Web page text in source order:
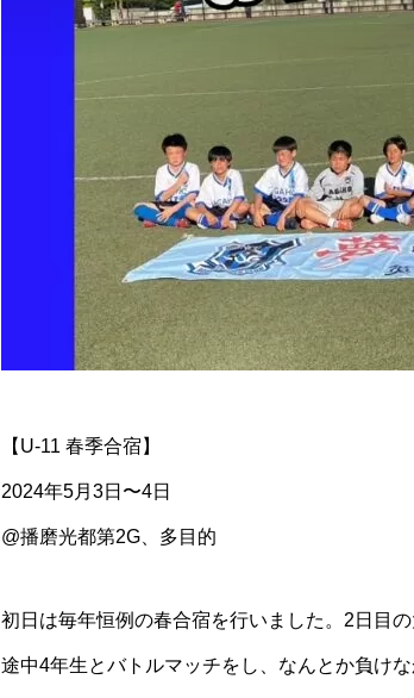
【U-11 春季合宿】
2024年5月3日〜4日
@播磨光都第2G、多目的
初日は毎年恒例の春合宿を行いました。2日目
途中4年生とバトルマッチをし、なんとか負け